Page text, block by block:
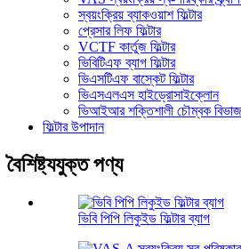
স্বয়ংক্রিয় ব্যাকওয়াশ ফিল্টার
প্রেসার লিফ ফিল্টার
VCTF কার্তুজ ফিল্টার
ভিবিটিএফ ব্যাগ ফিল্টার
ভিএসটিএফ বাস্কেট ফিল্টার
ভিএসএলএস হাইড্রোসাইক্লোন
ভিআইআর শক্তিশালী চৌম্বক
ফিল্টার উপাদান
বৈশিষ্ট্যযুক্ত পণ্য
ভিবি পিপি লিকুইড ফিল্টার ব্যাগ